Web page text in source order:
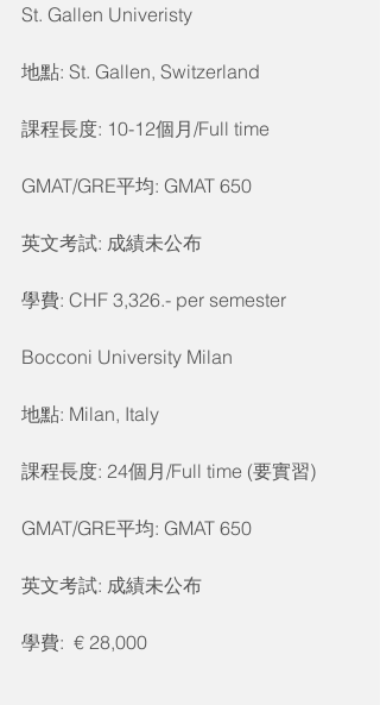
St. Gallen Univeristy
地點: St. Gallen, Switzerland
課程長度: 10-12個月/Full time
GMAT/GRE平均: GMAT 650
英文考試: 成績未公布
學費: CHF 3,326.- per semester
Bocconi University Milan
地點: Milan, Italy
課程長度: 24個月/Full time (要實習)
GMAT/GRE平均: GMAT 650
英文考試: 成績未公布
學費:  € 28,000